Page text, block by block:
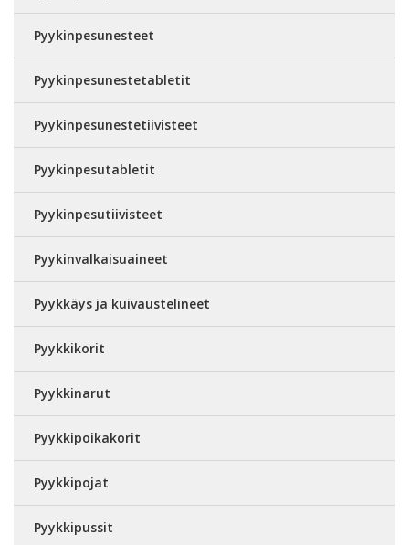
Pyykinpesunesteet
Pyykinpesunestetabletit
Pyykinpesunestetiivisteet
Pyykinpesutabletit
Pyykinpesutiivisteet
Pyykinvalkaisuaineet
Pyykkäys ja kuivaustelineet
Pyykkikorit
Pyykkinarut
Pyykkipoikakorit
Pyykkipojat
Pyykkipussit